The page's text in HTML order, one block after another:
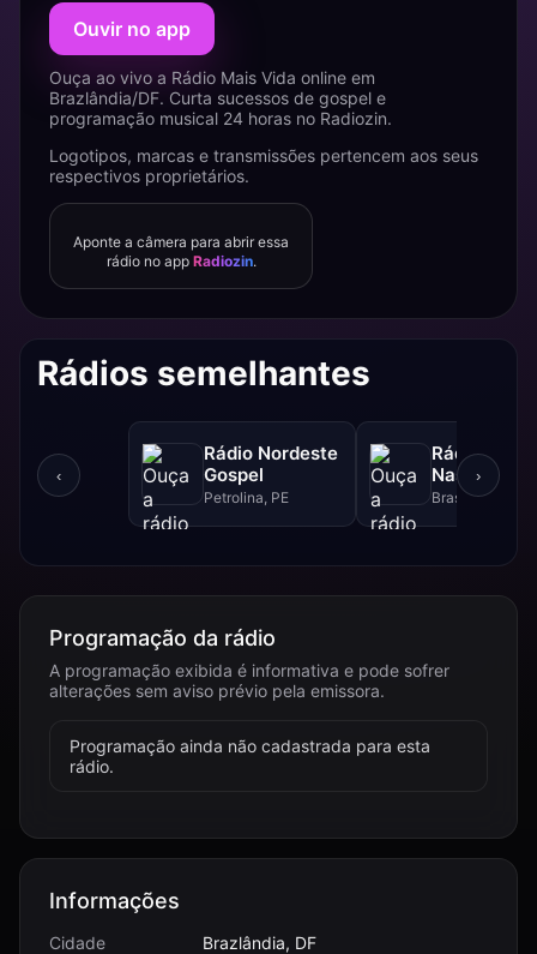
Ouvir no app
Ouça ao vivo a Rádio Mais Vida online em
Brazlândia/DF. Curta sucessos de gospel e
programação musical 24 horas no Radiozin.
Logotipos, marcas e transmissões pertencem aos seus
respectivos proprietários.
Aponte a câmera para abrir essa
rádio no app Radiozin.
Rádios semelhantes
‹
Rádio Nordeste
Gospel
Petrolina, PE
Rádio Sol
Nascente
Brasília, DF
›
Programação da rádio
A programação exibida é informativa e pode sofrer
alterações sem aviso prévio pela emissora.
Programação ainda não cadastrada para esta
rádio.
Informações
Cidade
Brazlândia, DF